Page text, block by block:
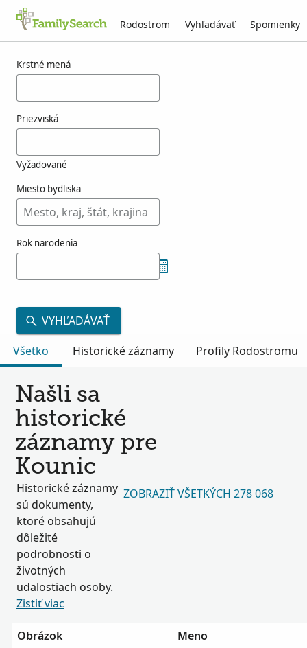
Rodostrom Vyhľadávať Spomienky
Krstné mená
Priezviská
Vyžadované
Miesto bydliska
Rok narodenia
VYHĽADÁVAŤ
Všetko
Historické záznamy Profily Rodostromu
Našli sa
historické
záznamy pre
Kounic
Historické záznamy
sú dokumenty,
ktoré obsahujú
dôležité
podrobnosti o
životných
udalostiach osoby.
Zistiť viac
ZOBRAZIŤ VŠETKÝCH 278 068
Obrázok
Meno